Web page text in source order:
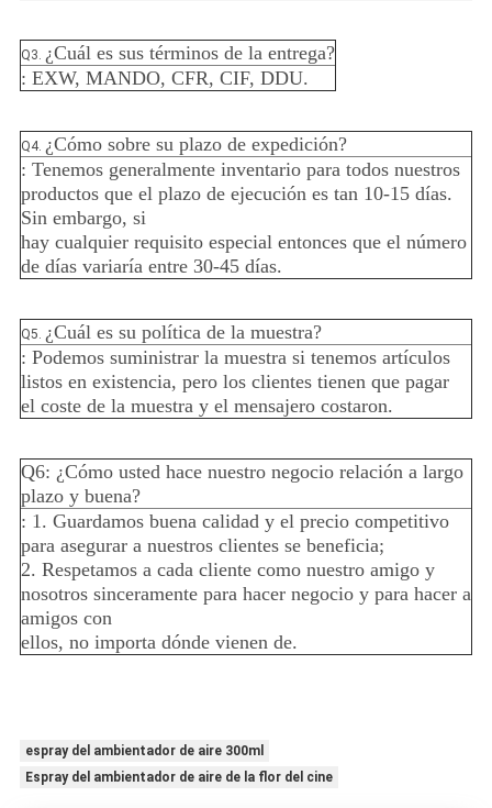
Q3. ¿Cuál es sus términos de la entrega?
: EXW, MANDO, CFR, CIF, DDU.
Q4. ¿Cómo sobre su plazo de expedición?
: Tenemos generalmente inventario para todos nuestros
productos que el plazo de ejecución es tan 10-15 días.
Sin embargo, si
hay cualquier requisito especial entonces que el número
de días variaría entre 30-45 días.
Q5. ¿Cuál es su política de la muestra?
: Podemos suministrar la muestra si tenemos artículos
listos en existencia, pero los clientes tienen que pagar
el coste de la muestra y el mensajero costaron.
Q6: ¿Cómo usted hace nuestro negocio relación a largo
plazo y buena?
: 1. Guardamos buena calidad y el precio competitivo
para asegurar a nuestros clientes se beneficia;
2. Respetamos a cada cliente como nuestro amigo y
nosotros sinceramente para hacer negocio y para hacer a
amigos con
ellos, no importa dónde vienen de.
espray del ambientador de aire 300ml
Espray del ambientador de aire de la flor del cine